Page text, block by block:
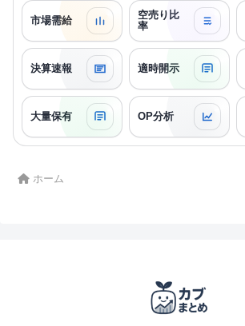
市場需給
空売り比
率
決算速報 適時開示
大量保有 OP分析
ホーム